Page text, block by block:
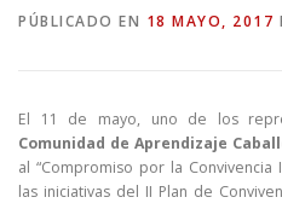
RECURSOS PUNTO DE
PÚBLICADO EN 18 MAYO, 2017
El 11 de mayo, uno de los
Comunidad de Aprendizaje
al “Compromiso por la
las iniciativas del II Plan de